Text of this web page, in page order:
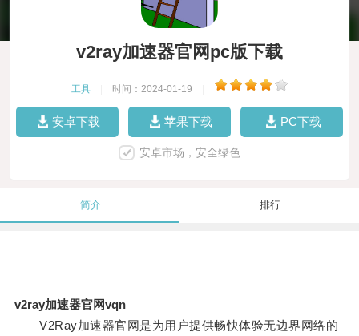
v2ray加速器官网pc版下载
工具 时间：2024-01-19
安卓下载 苹果下载 PC下载
安卓市场，安全绿色
简介 排行
v2ray加速器官网vqn
V2Ray加速器官网是为用户提供畅快体验无边界网络的